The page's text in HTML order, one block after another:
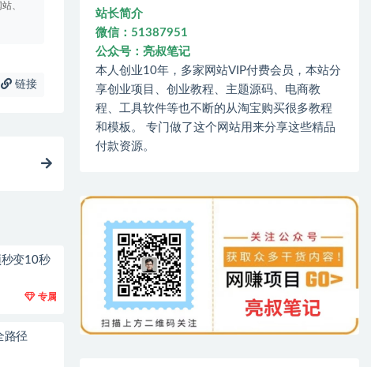
、
链接
变10秒
专属
路径
站长简介
微信：51387951
公众号：亮叔笔记
本人创业10年，多家网站VIP付费会员，本站分
享创业项目、创业教程、主题源码、电商教
程、工具软件等也不断的从淘宝购买很多教程
和模板。 专门做了这个网站用来分享这些精品
付款资源。